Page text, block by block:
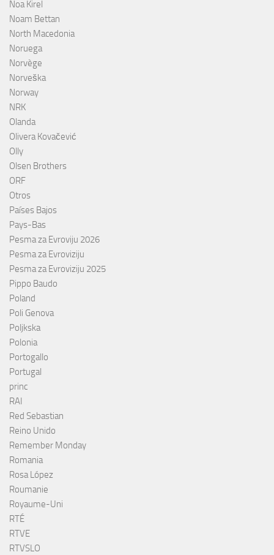
Noa Kirel
Noam Bettan
North Macedonia
Noruega
Norvège
Norveška
Norway
NRK
Olanda
Olivera Kovačević
Olly
Olsen Brothers
ORF
Otros
Países Bajos
Pays-Bas
Pesma za Evroviju 2026
Pesma za Evroviziju
Pesma za Evroviziju 2025
Pippo Baudo
Poland
Poli Genova
Poljkska
Polonia
Portogallo
Portugal
princ
RAI
Red Sebastian
Reino Unido
Remember Monday
Romania
Rosa López
Roumanie
Royaume-Uni
RTÉ
RTVE
RTVSLO